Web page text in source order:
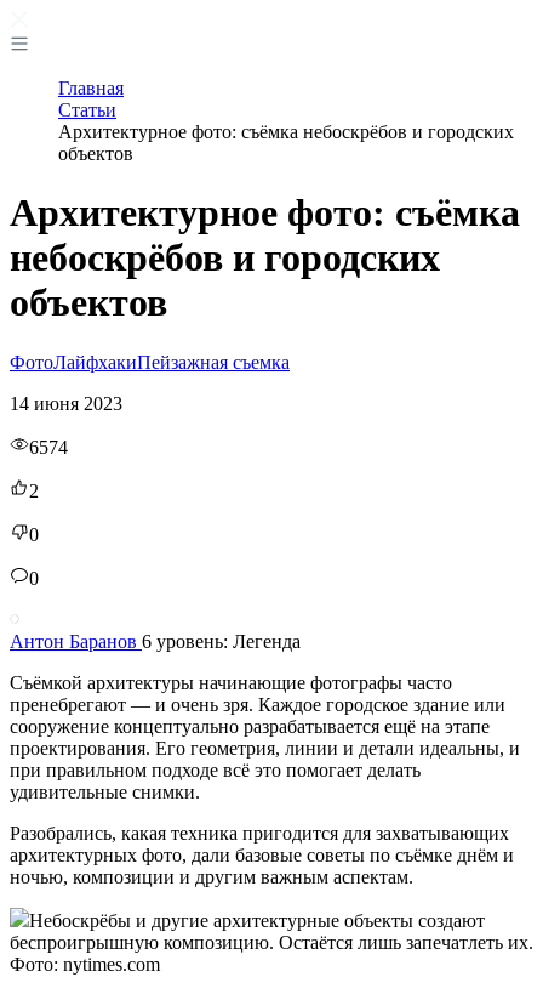
Главная
Статьи
Архитектурное фото: съёмка небоскрёбов и городских
объектов
Архитектурное фото: съёмка
небоскрёбов и городских
объектов
ФотоЛайфхакиПейзажная съемка
14 июня 2023
6574
2
0
0
Антон Баранов 6 уровень: Легенда
Съёмкой архитектуры начинающие фотографы часто
пренебрегают — и очень зря. Каждое городское здание или
сооружение концептуально разрабатывается ещё на этапе
проектирования. Его геометрия, линии и детали идеальны, и
при правильном подходе всё это помогает делать
удивительные снимки.
Разобрались, какая техника пригодится для захватывающих
архитектурных фото, дали базовые советы по съёмке днём и
ночью, композиции и другим важным аспектам.
Небоскрёбы и другие архитектурные объекты создают
беспроигрышную композицию. Остаётся лишь запечатлеть их.
Фото: nytimes.com